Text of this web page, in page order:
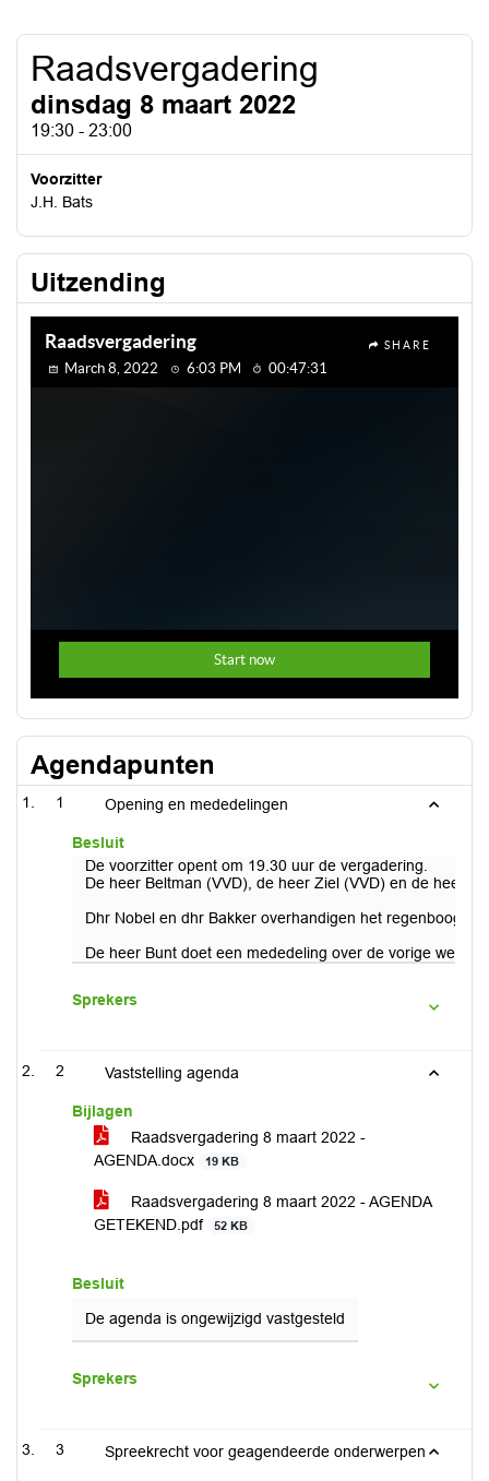
Raadsvergadering
dinsdag 8 maart 2022
19:30 - 23:00
Voorzitter
J.H. Bats
Uitzending
Agendapunten
1 Opening en mededelingen
Besluit
De voorzitter opent om 19.30 uur de vergadering.
De heer Beltman (VVD), de heer Ziel (VVD) en de heer
Dhr Nobel en dhr Bakker overhandigen het
De heer Bunt doet een mededeling over de vorige week
Sprekers
2 Vaststelling agenda
Bijlagen
Raadsvergadering 8 maart 2022 -
AGENDA.docx
19 KB
Raadsvergadering 8 maart 2022 - AGENDA
GETEKEND.pdf
52 KB
Besluit
De agenda is ongewijzigd vastgesteld
Sprekers
3 Spreekrecht voor geagendeerde onderwerpen